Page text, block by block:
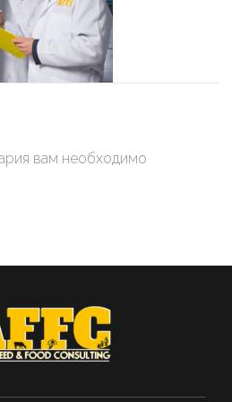
вам необходимо